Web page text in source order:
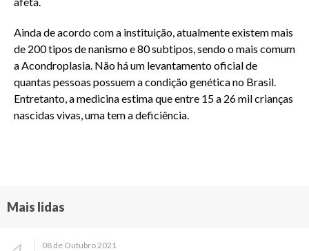
Ainda de acordo com a instituição, atualmente existem mais
de 200 tipos de nanismo e 80 subtipos, sendo o mais comum
a Acondroplasia. Não há um levantamento oficial de
quantas pessoas possuem a condição genética no Brasil.
Entretanto, a medicina estima que entre 15 a 26 mil crianças
nascidas vivas, uma tem a deficiência.
Mais lidas
08 de Outubro 2021